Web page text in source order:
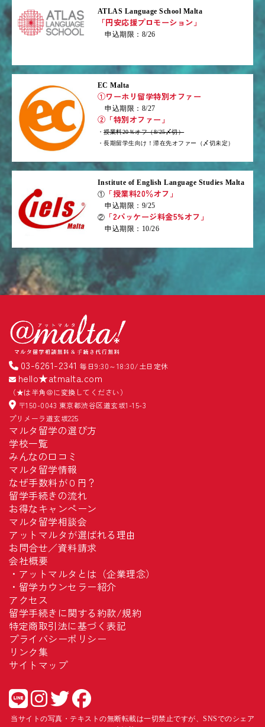
ATLAS Language School Malta
「円安応援プロモーション」
申込期限：8/26
EC Malta
①ワーホリ留学特別オファー
申込期限：8/27
②「特別オファー」
・授業料20％オフ（8/25〆切）
・長期留学生向け！滞在先オファー（〆切未定）
Institute of English Language Studies Malta
① 「授業料20％オフ」
申込期限：9/25
② 「2パッケージ料金5%オフ」
申込期限：10/26
03-6261-2341 毎日9:30～18:30/土日定休
hello★atmalta.com
（★は半角＠に変換してください）
〒150-0043 東京都渋谷区道玄坂1-15-3
プリメーラ道玄坂225
マルタ留学の選び方
学校一覧
みんなの口コミ
マルタ留学情報
なぜ手数料が０円？
留学手続きの流れ
お得なキャンペーン
マルタ留学相談会
アットマルタが選ばれる理由
お問合せ／資料請求
会社概要
・ アットマルタとは（企業理念）
・ 留学カウンセラー紹介
アクセス
留学手続きに関する約款/規約
特定商取引法に基づく表記
プライバシーポリシー
リンク集
サイトマップ
当サイトの写真・テキストの無断転載は一切禁止ですが、SNSでのシェア